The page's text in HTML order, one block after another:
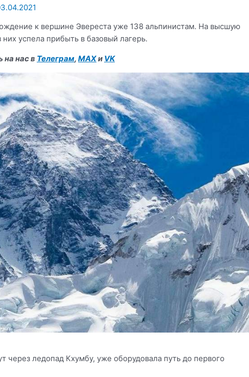
к вершине Эвереста уже 138 альпинистам. На высшую
успела прибыть в базовый лагерь.
на нас в Телеграм, MAXи VK
через ледопад Кхумбу, уже оборудовала путь до первого